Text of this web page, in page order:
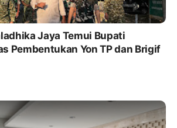
Jaya Temui Bupati
Pembentukan Yon TP dan Brigif